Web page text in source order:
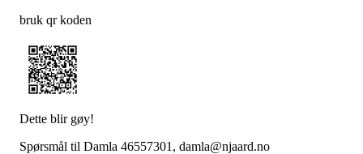
bruk qr koden
Dette blir gøy!
Spørsmål til Damla 46557301, damla@njaard.no